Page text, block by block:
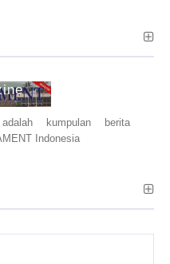
kumpulan berita
Indonesia